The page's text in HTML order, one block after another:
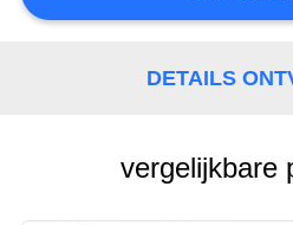
PRIVACYBELEID
DETAILS
vergelijkbare